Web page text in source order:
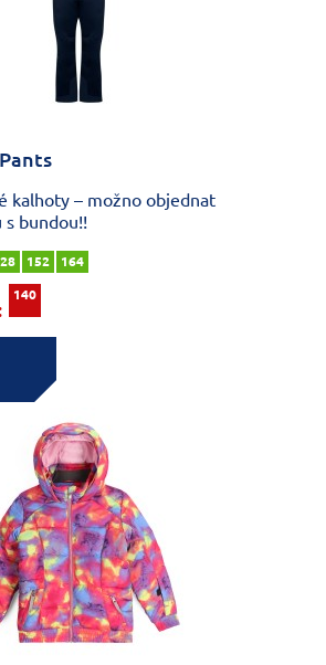
kalhoty – možno objednat
s bundou!!
152 164
140